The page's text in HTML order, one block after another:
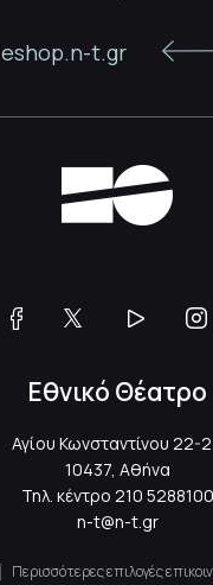
eshop.n-t.gr
Εθνικό Θέατρο
Αγίου Κωνσταντίνου 22-
10437, Αθήνα
Τηλ. κέντρο 210 5288100
n-t@n-t.gr
Περισσότερες επιλογές